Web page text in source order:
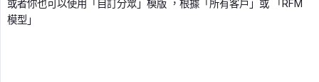
或者你也可以使用「自訂分眾」模版 ，根據「所有客戶」或 「RFM
模型」